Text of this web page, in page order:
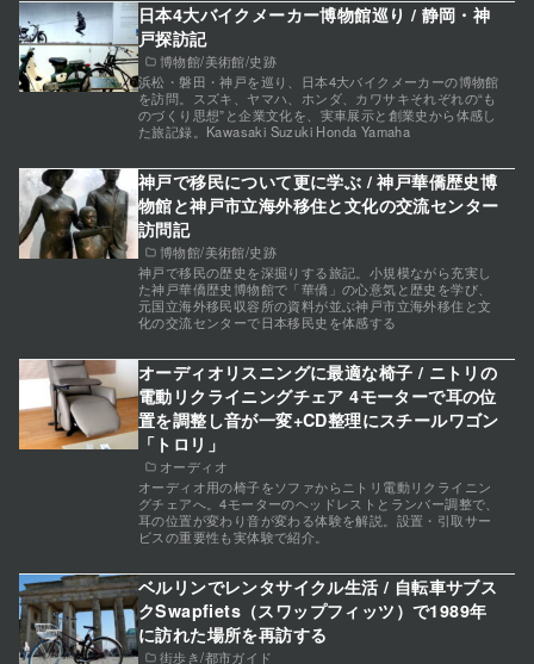
博物館/美術館/史跡
日本4大バイクメーカー博物館巡り / 静岡・神
戸探訪記
浜松・磐田・神戸を巡り、日本4大バイクメーカーの博物館
を訪問。スズキ、ヤマハ、ホンダ、カワサキそれぞれの“も
のづくり思想”と企業文化を、実車展示と創業史から体感し
た旅記録。Kawasaki Suzuki Honda Yamaha
博物館/美術館/史跡
神戸で移民について更に学ぶ / 神戸華僑歴史博
物館と神戸市立海外移住と文化の交流センター
訪問記
神戸で移民の歴史を深掘りする旅記。小規模ながら充実し
た神戸華僑歴史博物館で「華僑」の心意気と歴史を学び、
元国立海外移民収容所の資料が並ぶ神戸市立海外移住と文
化の交流センターで日本移民史を体感する
オーディオ
オーディオリスニングに最適な椅子 / ニトリの
電動リクライニングチェア 4モーターで耳の位
置を調整し音が一変+CD整理にスチールワゴン
「トロリ」
オーディオ用の椅子をソファからニトリ電動リクライニン
グチェアへ。4モーターのヘッドレストとランバー調整で、
耳の位置が変わり音が変わる体験を解説。設置・引取サー
ビスの重要性も実体験で紹介。
街歩き/都市ガイド
ベルリンでレンタサイクル生活 / 自転車サブス
クSwapfiets（スワップフィッツ）で1989年
に訪れた場所を再訪する